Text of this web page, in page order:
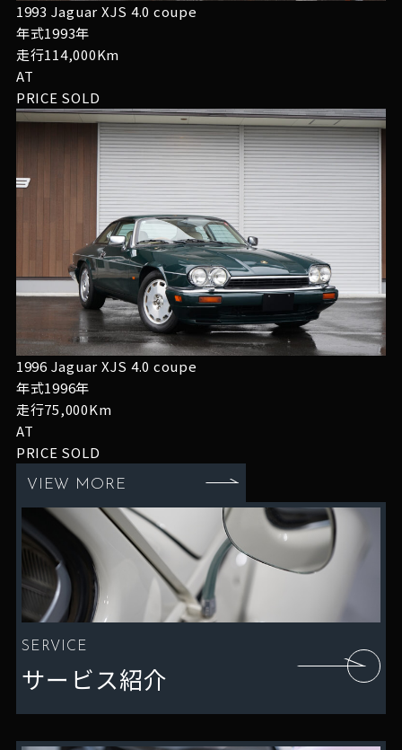
1993 Jaguar XJS 4.0 coupe
年式1993年
走行114,000Km
AT
PRICE SOLD
1996 Jaguar XJS 4.0 coupe
年式1996年
走行75,000Km
AT
PRICE SOLD
VIEW MORE
SERVICE
サービス紹介